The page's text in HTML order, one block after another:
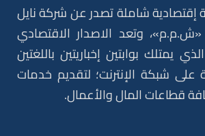
إقتصادية شاملة تصدر عن شركة نايل
وتعد الاصدار الاقتصادي
يمتلك بوابتين إخباريتين باللغتين
على شبكة الإنترنت؛ لتقديم خدمات
قطاعات المال والأعمال.